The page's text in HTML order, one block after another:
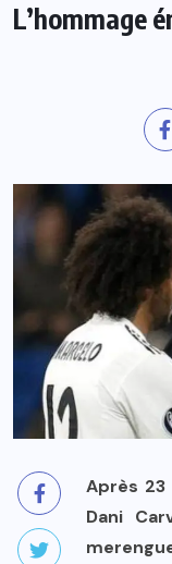
L’hommage
Après 23
Dani